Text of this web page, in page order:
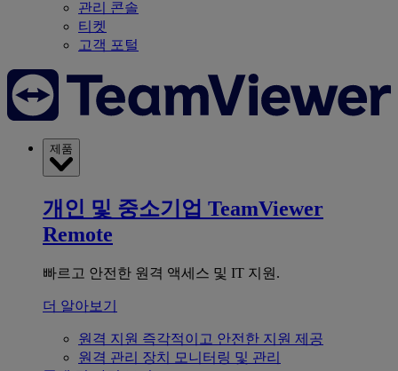
관리 콘솔
티켓
고객 포털
제품
개인 및 중소기업 TeamViewer
Remote
빠르고 안전한 원격 액세스 및 IT 지원.
더 알아보기
원격 지원 즉각적이고 안전한 지원 제공
원격 관리 장치 모니터링 및 관리